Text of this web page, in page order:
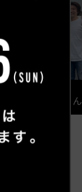
松井 稼頭央さん